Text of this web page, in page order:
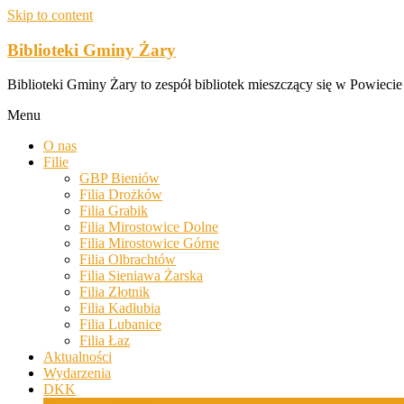
Skip to content
Biblioteki Gminy Żary
Biblioteki Gminy Żary to zespół bibliotek mieszczący się w
Menu
O nas
Filie
GBP Bieniów
Filia Drożków
Filia Grabik
Filia Mirostowice Dolne
Filia Mirostowice Górne
Filia Olbrachtów
Filia Sieniawa Żarska
Filia Złotnik
Filia Kadłubia
Filia Lubanice
Filia Łaz
Aktualności
Wydarzenia
DKK